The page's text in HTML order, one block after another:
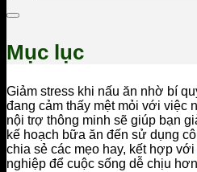
Mục lục
Giảm stress khi nấu ăn nhờ bí
đang cảm thấy mệt mỏi với việc
nội trợ thông minh sẽ giúp bạn
kế hoạch bữa ăn đến sử dụng
chia sẻ các mẹo hay, kết hợp với
nghiệp để cuộc sống dễ chịu